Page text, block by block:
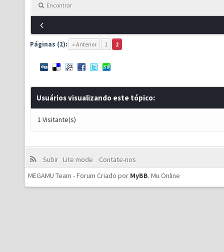
Encontrar
Páginas (2): « Anterior 1 2
Usuários visualizando este tópico:
1 Visitante(s)
Subir Lite mode
Contate-nos
MEGAMU Team - Forum Criado por MyBB. Mu Online